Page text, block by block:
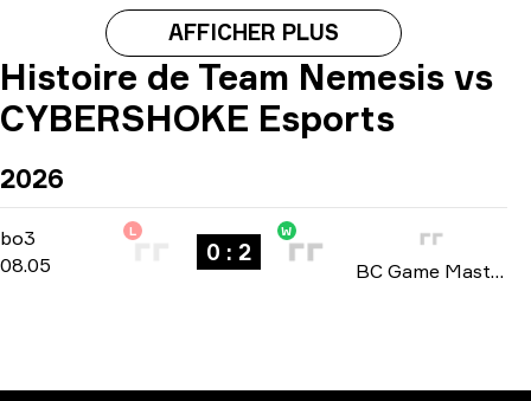
AFFICHER PLUS
Histoire de Team Nemesis vs
CYBERSHOKE Esports
2026
bo3 -bo3
08.05
L
0 : 2
W
BC Game Masters: Europe Series #1 season 2 2026